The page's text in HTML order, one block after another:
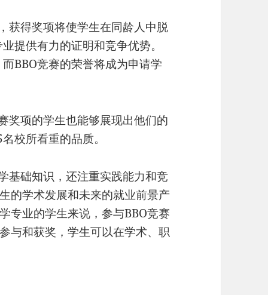
获得奖项将使学生在同龄人中脱
提供有力的证明和竞争优势。
BBO竞赛的荣誉将成为申请学
奖项的学生也能够展现出他们的
校所看重的品质。
基础知识，还注重实践能力和竞
的学术发展和未来的就业前景产
专业的学生来说，参与BBO竞赛
与和获奖，学生可以在学术、职